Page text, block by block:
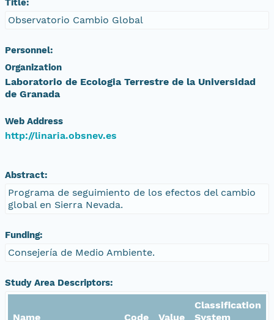
Title:
Observatorio Cambio Global
Personnel:
Organization
Laboratorio de Ecologia Terrestre de la Universidad
de Granada
Web Address
http://linaria.obsnev.es
Abstract:
Programa de seguimiento de los efectos del cambio
global en Sierra Nevada.
Funding:
Consejería de Medio Ambiente.
Study Area Descriptors:
Name Code Value
Classification
System